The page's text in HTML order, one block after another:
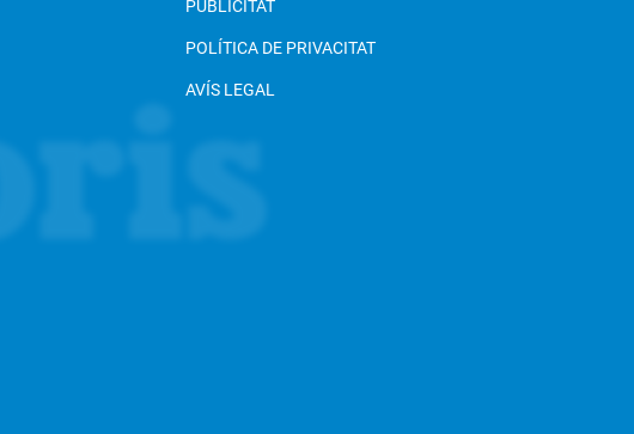
PUBLICITAT
POLÍTICA DE PRIVACITAT
AVÍS LEGAL